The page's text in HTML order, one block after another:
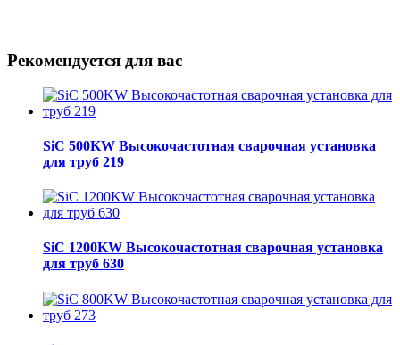
Рекомендуется для вас
SiC 500KW Высокочастотная сварочная установка
для труб 219
SiC 1200KW Высокочастотная сварочная установка
для труб 630